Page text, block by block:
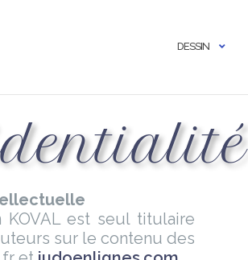
DESSIN
KOVAL est seul titulaire
sur le contenu des